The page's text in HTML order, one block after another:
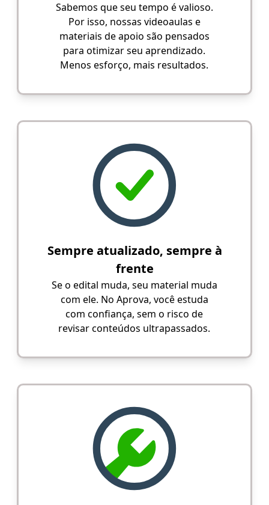
Sabemos que seu tempo é valioso.
Por isso, nossas videoaulas e
materiais de apoio são pensados
para otimizar seu aprendizado.
Menos esforço, mais resultados.
Sempre atualizado, sempre à
frente
Se o edital muda, seu material muda
com ele. No Aprova, você estuda
com confiança, sem o risco de
revisar conteúdos ultrapassados.